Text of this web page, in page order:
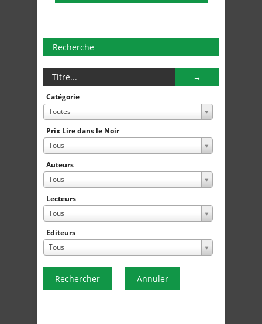
Recherche
Catégorie
Toutes
Prix Lire dans le Noir
Tous
Auteurs
Tous
Lecteurs
Tous
Editeurs
Tous
Rechercher Annuler